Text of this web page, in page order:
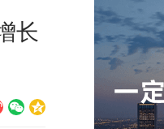
长
V c